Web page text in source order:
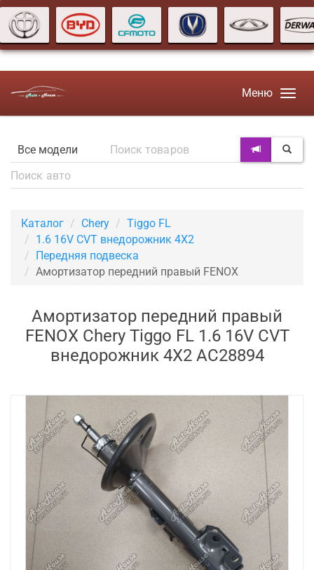
Меню
Каталог Chery
Tiggo FL
1.6 16V CVT внедорожник 4X2
Передняя подвеска
Амортизатор передний правый FENOX
Амортизатор передний правый
FENOX Chery Tiggo FL 1.6 16V CVT
внедорожник 4X2 AC28894